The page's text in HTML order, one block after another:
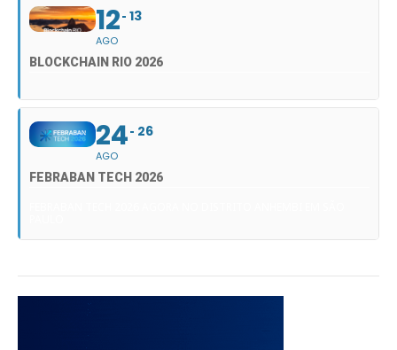
12
AGO
13
BLOCKCHAIN RIO 2026
24
AGO
26
FEBRABAN TECH 2026